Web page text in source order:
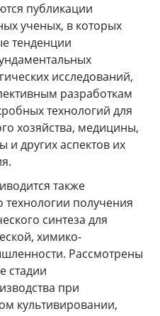
публикации
ученых, в которых
тенденции
исследований,
разработкам
технологий для
хозяйства, медицины,
других аспектов их
также
технологии получения
синтеза для
химико-
Рассмотрены
стадии
при
культивировании,